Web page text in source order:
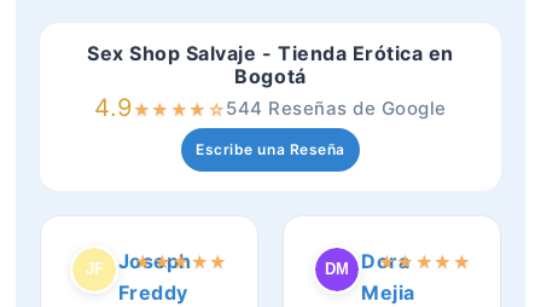
Sex Shop Salvaje - Tienda Erótica en
Bogotá
4.9★★ ★★ ☆544 Reseñas de Google
Escribe una Reseña
Joseph
Freddy
★★★★★
Dora
Mejia
★★ ★★ ★